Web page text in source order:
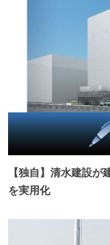
【独自】清水建設
を実用化